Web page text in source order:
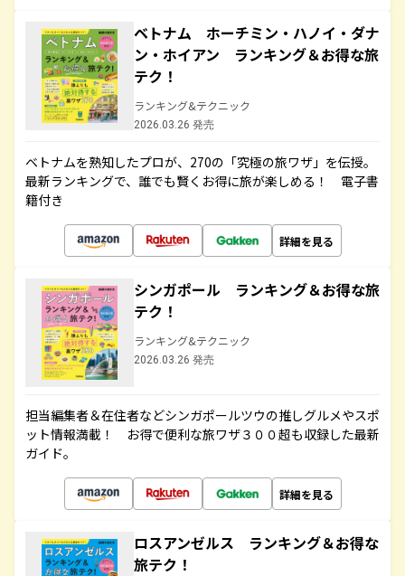
ベトナム ホーチミン・ハノイ・ダナ
ン・ホイアン ランキング＆お得な旅
テク！
ランキング&テクニック
2026.03.26 発売
ベトナムを熟知したプロが、270の「究極の旅ワザ」を伝授。
最新ランキングで、誰でも賢くお得に旅が楽しめる！ 電子書
籍付き
詳細を見る
シンガポール ランキング＆お得な旅
テク！
ランキング&テクニック
2026.03.26 発売
担当編集者＆在住者などシンガポールツウの推しグルメやスポ
ット情報満載！ お得で便利な旅ワザ３００超も収録した最新
ガイド。
詳細を見る
ロスアンゼルス ランキング＆お得な
旅テク！